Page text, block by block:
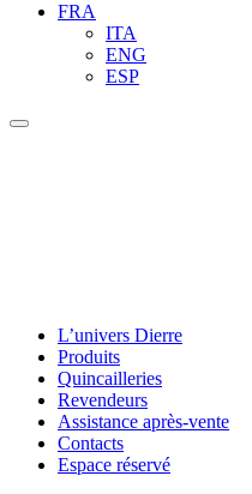
FRA
ITA
ENG
ESP
L’univers Dierre
Produits
Quincailleries
Revendeurs
Assistance après-vente
Contacts
Espace réservé